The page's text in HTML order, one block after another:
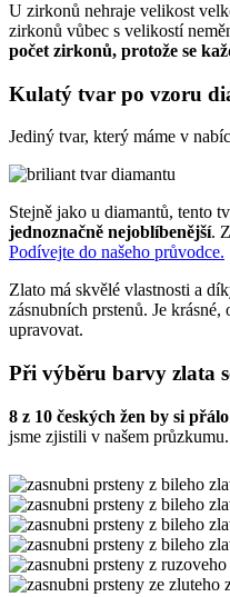
U zirkonů nehraje velikost
zirkonů vůbec s velikostí
počet zirkonů, protože se
Kulatý tvar po vzoru
Jediný tvar, který máme v
Stejně jako u diamantů, tento
jednoznačně nejoblíbenější.
Podívejte do našeho průvodce.
Zlato má skvělé vlastnosti a
zásnubních prstenů. Je krásné,
upravovat.
Při výběru barvy zlata
8 z 10 českých žen by si
jsme zjistili v našem průzkumu.